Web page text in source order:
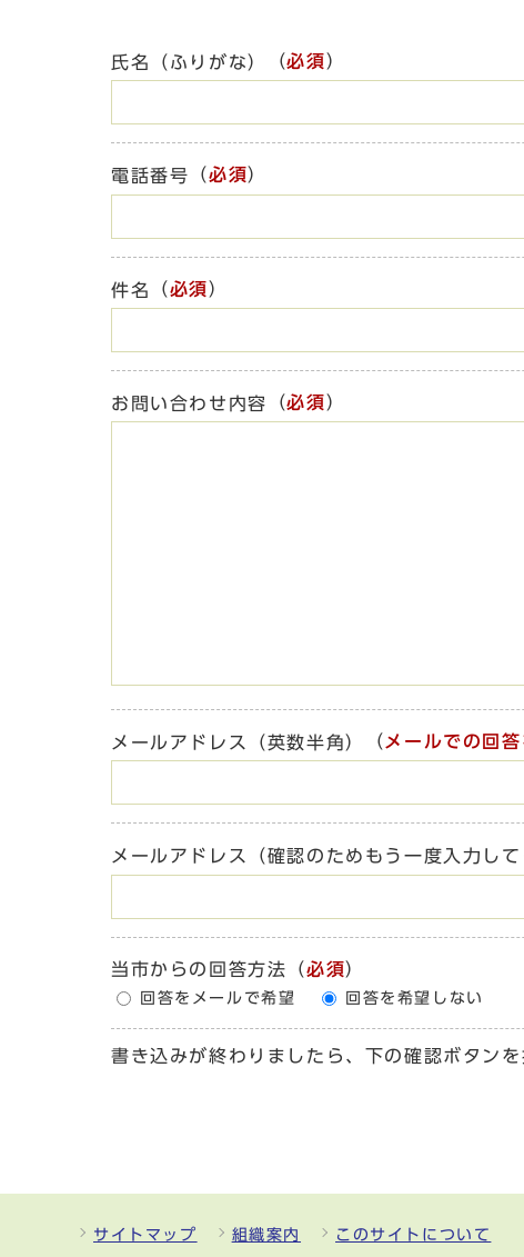
氏名（ふりがな） （必須）
電話番号 （必須）
件名 （必須）
お問い合わせ内容 （必須）
メールアドレス（英数半角） （ メールでの回
メールアドレス（確認のためもう一度入力して
当市からの回答方法 （必須）
回答をメールで希望 回答を希望しない
書き込みが終わりましたら、下の確認ボタンを
サイトマップ 組織案内
このサイトについて